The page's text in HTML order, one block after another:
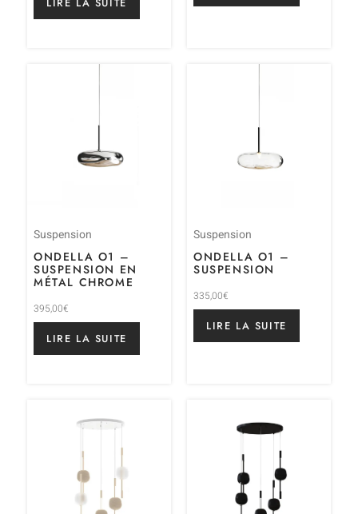
Suspension
ONDELLA O1 –
SUSPENSION EN
MÉTAL CHROME
395,00€
LIRE LA SUITE
Suspension
ONDELLA O1 –
SUSPENSION
335,00€
LIRE LA SUITE